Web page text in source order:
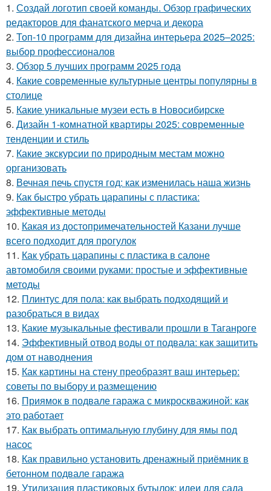
1. Создай логотип своей команды. Обзор графических
редакторов для фанатского мерча и декора
2. Топ-10 программ для дизайна интерьера 2025–2025:
выбор профессионалов
3. Обзор 5 лучших программ 2025 года
4. Какие современные культурные центры популярны в
столице
5. Какие уникальные музеи есть в Новосибирске
6. Дизайн 1-комнатной квартиры 2025: современные
тенденции и стиль
7. Какие экскурсии по природным местам можно
организовать
8. Вечная печь спустя год: как изменилась наша жизнь
9. Как быстро убрать царапины с пластика:
эффективные методы
10. Какая из достопримечательностей Казани лучше
всего подходит для прогулок
11. Как убрать царапины с пластика в салоне
автомобиля своими руками: простые и эффективные
методы
12. Плинтус для пола: как выбрать подходящий и
разобраться в видах
13. Какие музыкальные фестивали прошли в Таганроге
14. Эффективный отвод воды от подвала: как защитить
дом от наводнения
15. Как картины на стену преобразят ваш интерьер:
советы по выбору и размещению
16. Приямок в подвале гаража с микроскважиной: как
это работает
17. Как выбрать оптимальную глубину для ямы под
насос
18. Как правильно установить дренажный приёмник в
бетонном подвале гаража
19. Утилизация пластиковых бутылок: идеи для сада